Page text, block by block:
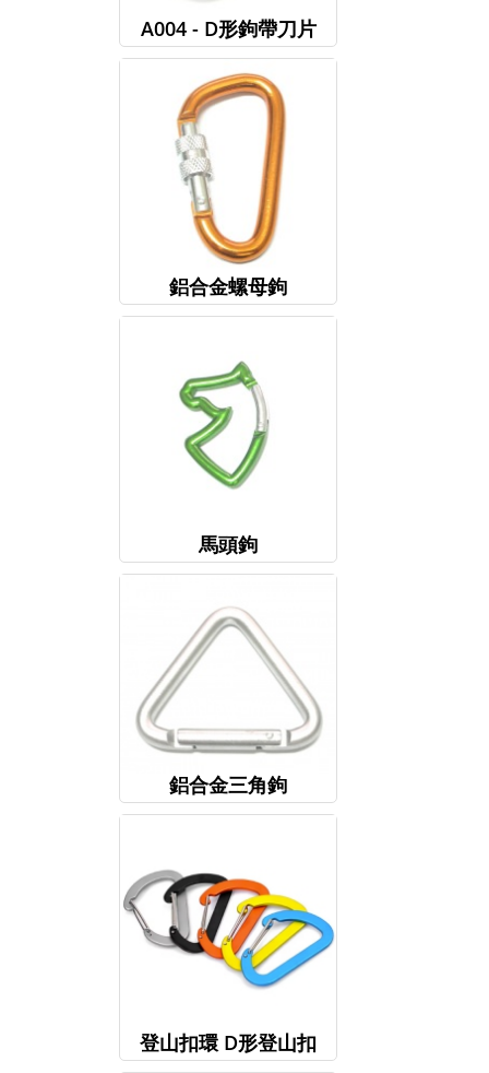
A004 - D形鉤帶刀片
鋁合金螺母鉤
馬頭鉤
鋁合金三角鉤
登山扣環 D形登山扣